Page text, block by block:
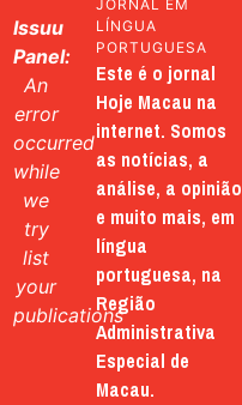
Issuu
Panel:
An
error
occurred
while
we
try
list
your
publications
JORNAL EM
LÍNGUA
PORTUGUESA
Este é o jornal
Hoje Macau na
internet. Somos
as notícias, a
análise, a opinião
e muito mais, em
língua
portuguesa, na
Região
Administrativa
Especial de
Macau.